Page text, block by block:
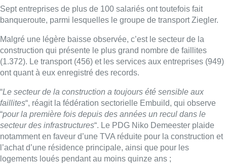
Sept entreprises de plus de 100 salariés ont toutefois fait
banqueroute, parmi lesquelles le groupe de transport Ziegler.
Malgré une légère baisse observée, c’est le secteur de la
construction qui présente le plus grand nombre de faillites
(1.372). Le transport (456) et les services aux entreprises (949)
ont quant à eux enregistré des records.
“Le secteur de la construction a toujours été sensible aux
faillites“, réagit la fédération sectorielle Embuild, qui observe
“pour la première fois depuis des années un recul dans le
secteur des infrastructures“. Le PDG Niko Demeester plaide
notamment en faveur d’une TVA réduite pour la construction et
l’achat d’une résidence principale, ainsi que pour les
logements loués pendant au moins quinze ans ;